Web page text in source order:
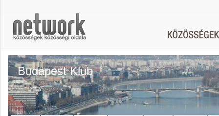
Budapest Klub